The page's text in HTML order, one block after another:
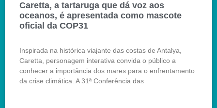
Caretta, a tartaruga que dá voz aos
oceanos, é apresentada como mascote
oficial da COP31
Inspirada na histórica viajante das costas de Antalya,
Caretta, personagem interativa convida o público a
conhecer a importância dos mares para o enfrentamento
da crise climática. A 31ª Conferência das